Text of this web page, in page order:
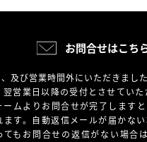
お問合せはこち
及び営業時間外にいただきまし
翌営業日以降の受付とさせていた
ームよりお問合せが完了します
ます。自動返信メールが届かない
てもお問合せの返信がない場合